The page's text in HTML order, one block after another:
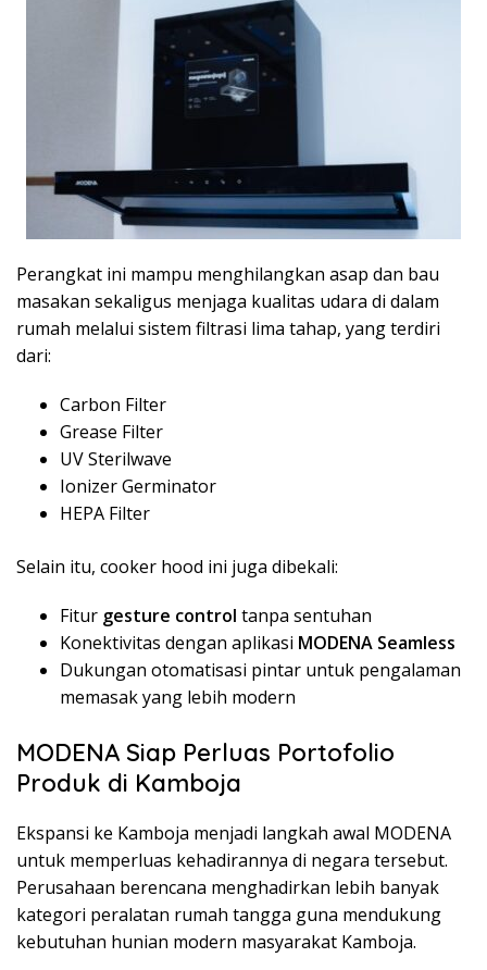
Perangkat ini mampu menghilangkan asap dan bau
masakan sekaligus menjaga kualitas udara di dalam
rumah melalui sistem filtrasi lima tahap, yang terdiri
dari:
Carbon Filter
Grease Filter
UV Sterilwave
Ionizer Germinator
HEPA Filter
Selain itu, cooker hood ini juga dibekali:
Fitur gesture control tanpa sentuhan
Konektivitas dengan aplikasi MODENA Seamless
Dukungan otomatisasi pintar untuk pengalaman
memasak yang lebih modern
MODENA Siap Perluas Portofolio
Produk di Kamboja
Ekspansi ke Kamboja menjadi langkah awal MODENA
untuk memperluas kehadirannya di negara tersebut.
Perusahaan berencana menghadirkan lebih banyak
kategori peralatan rumah tangga guna mendukung
kebutuhan hunian modern masyarakat Kamboja.